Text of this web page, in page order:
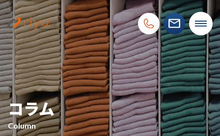
コラム
Column